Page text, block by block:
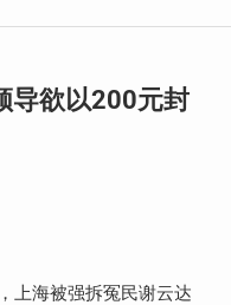
导欲以200元封
上海被强拆冤民谢云达